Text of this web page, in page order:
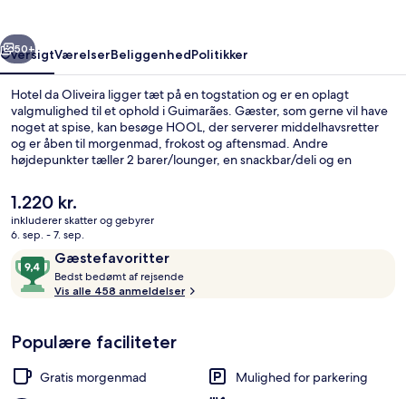
Næste
50+
OversigtVærelserBeliggenhedPolitikker
Hotel da Oliveira ligger tæt på en togstation og er en oplagt
valgmulighed til et ophold i Guimarães. Gæster, som gerne vil have
noget at spise, kan besøge HOOL, der serverer middelhavsretter
og er åben til morgenmad, frokost og aftensmad. Andre
højdepunkter tæller 2 barer/lounger, en snackbar/deli og en
personale.
Den
nuværende
pris
1.220 kr.
1.220 kr.
inkluderer skatter og gebyrer
6. sep. - 7. sep.
AnmeldelserGæstefavoritter
9,4
ud
af
Gæstefavoritter
Bedst bedømt af rejsende
e
Vis alle 458 anmeldelser
Populære faciliteter
Gratis morgenmad
Mulighed for parkering